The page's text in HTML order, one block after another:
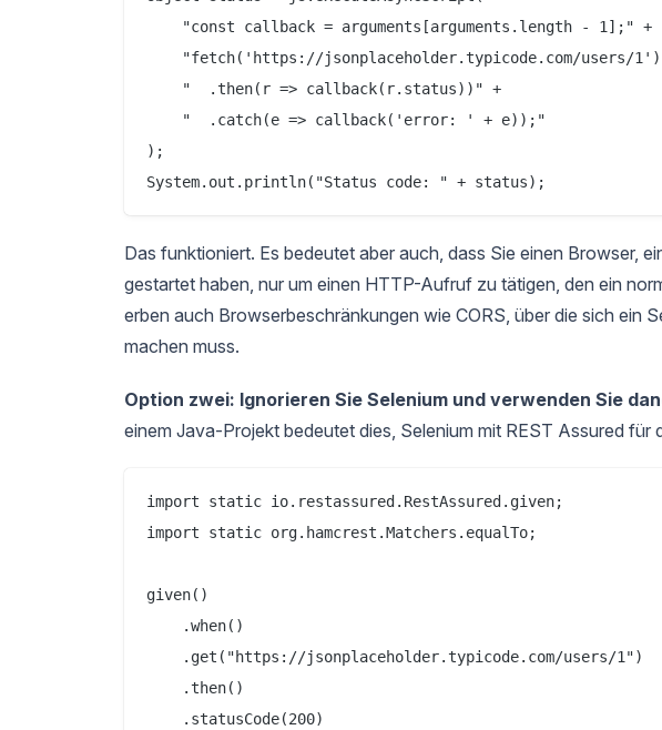
    "const callback = arguments[arguments.length - 1];" +
"fetch('https://jsonplaceholder.typicode.com/users/
    "  .then(r => callback(r.status))" +
    "  .catch(e => callback('error: ' + e));"
);
Das funktioniert. Es bedeutet aber auch, dass Sie einen Browser,
gestartet haben, nur um einen HTTP-Aufruf zu tätigen, den ein
erben auch Browserbeschränkungen wie CORS, über die sich ein
machen muss.
Option zwei: Ignorieren Sie Selenium und verwenden Sie
einem Java-Projekt bedeutet dies, Selenium mit REST Assured für
import static io.restassured.RestAssured.given;
import static org.hamcrest.Matchers.equalTo;
given()
    .when()
    .get("https://jsonplaceholder.typicode.com/users/1")
    .then()
    .statusCode(200)